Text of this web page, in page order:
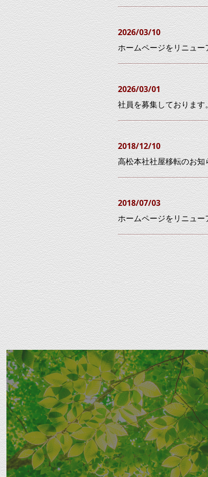
2026/03/10
ホームページをリニュー
2026/03/01
社員を募集しております
2018/12/10
高松本社社屋移転のお知
2018/07/03
ホームページをリニュー